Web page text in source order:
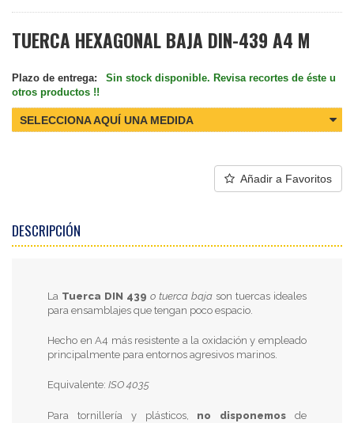
TUERCA HEXAGONAL BAJA DIN-439 A4 M
Plazo de entrega:
Sin stock disponible. Revisa recortes de éste u
otros productos !!
SELECCIONA AQUÍ UNA MEDIDA
Añadir a Favoritos
DESCRIPCIÓN
La Tuerca DIN 439 o tuerca baja son tuercas ideales
para ensamblajes que tengan poco espacio.
Hecho en A4 más resistente a la oxidación y empleado
principalmente para entornos agresivos marinos.
Equivalente: ISO 4035
Para tornillería y plásticos, no disponemos de